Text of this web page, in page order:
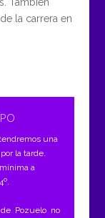
la carrera en
una
la tarde.
a
Pozuelo no